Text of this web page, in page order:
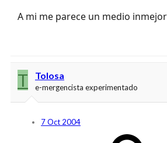
A mi me parece un medio
T Tolosa
e-mergencista experimentado
7 Oct 2004